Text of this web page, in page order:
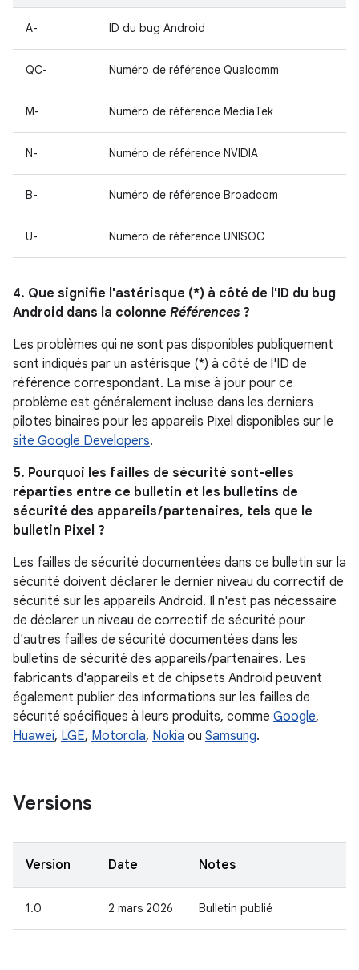
A- ID du bug Android
QC- Numéro de référence Qualcomm
M- Numéro de référence MediaTek
N- Numéro de référence NVIDIA
B- Numéro de référence Broadcom
U- Numéro de référence UNISOC
4. Que signifie l'astérisque (*) à côté de l'ID du bug
Android dans la colonne Références ?
Les problèmes qui ne sont pas disponibles publiquement
sont indiqués par un astérisque (*) à côté de l'ID de
référence correspondant. La mise à jour pour ce
problème est généralement incluse dans les derniers
pilotes binaires pour les appareils Pixel disponibles sur le
site Google Developers.
5. Pourquoi les failles de sécurité sont-elles
réparties entre ce bulletin et les bulletins de
sécurité des appareils / partenaires, tels que le
bulletin Pixel ?
Les failles de sécurité documentées dans ce bulletin sur la
sécurité doivent déclarer le dernier niveau du correctif de
sécurité sur les appareils Android. Il n'est pas nécessaire
de déclarer un niveau de correctif de sécurité pour
d'autres failles de sécurité documentées dans les
bulletins de sécurité des appareils / partenaires. Les
fabricants d'appareils et de chipsets Android peuvent
également publier des informations sur les failles de
sécurité spécifiques à leurs produits, comme Google,
Huawei, LGE, Motorola, Nokia ou Samsung.
Versions
Version Date Notes
1.0 2 mars 2026 Bulletin publié